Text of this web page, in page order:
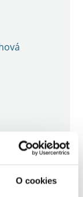
O cookies